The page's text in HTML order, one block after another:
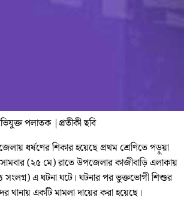
পলাতক |প্রতীকী ছবি
ধর্ষণের শিকার হয়েছে প্রথম শ্রেণিতে পড়ুয়া
(২৫ মে) রাতে উপজেলার কাজীবাড়ি এলাকায়
সংলগ্ন) এ ঘটনা ঘটে। ঘটনার পর ভুক্তভোগী শিশুর
থানায় একটি মামলা দায়ের করা হয়েছে।